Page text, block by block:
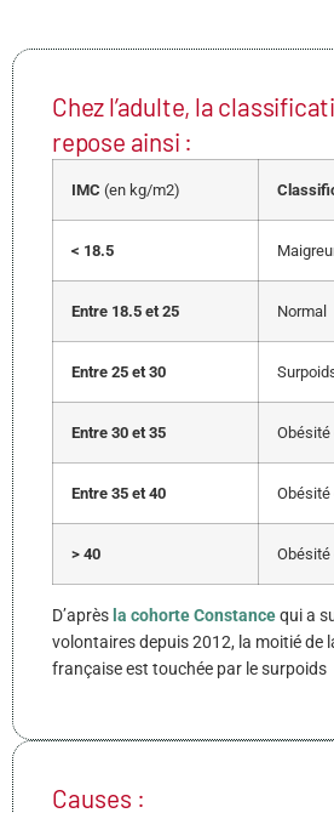
Chez l’adulte, la
repose ainsi :
IMC (en kg/m2)
< 18.5
Entre 18.5 et 25 Normal
Entre 25 et 30
Entre 30 et 35 Obésité
Entre 35 et 40 Obésité
> 40 Obésité
D’après la cohorte Constancequi a
volontaires depuis 2012, la moitié de
française est touchée par le surpoids
Causes :